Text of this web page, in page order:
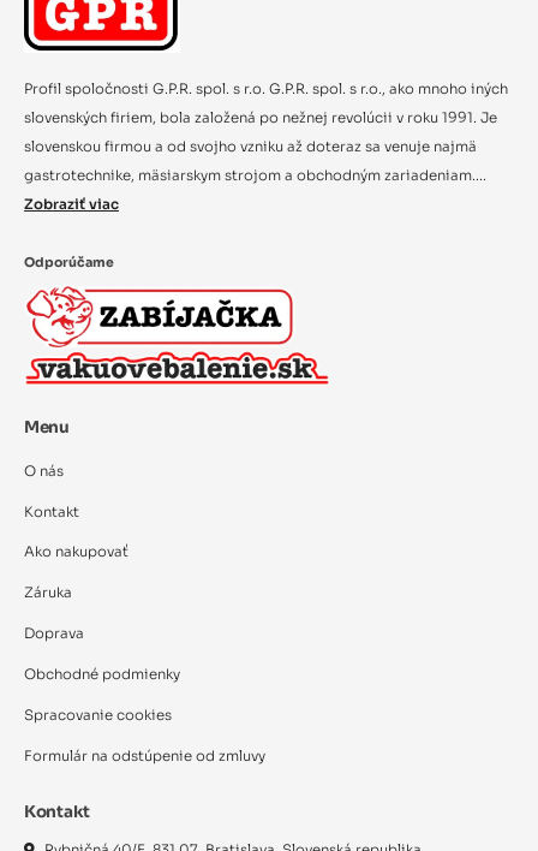
Profil spoločnosti G.P.R. spol. s r.o. G.P.R. spol. s r.o., ako mnoho iných
slovenských firiem, bola založená po nežnej revolúcii v roku 1991. Je
slovenskou firmou a od svojho vzniku až doteraz sa venuje najmä
gastrotechnike, mäsiarskym strojom a obchodným zariadeniam....
Zobraziť viac
Odporúčame
Menu
O nás
Kontakt
Ako nakupovať
Záruka
Doprava
Obchodné podmienky
Spracovanie cookies
Formulár na odstúpenie od zmluvy
Kontakt